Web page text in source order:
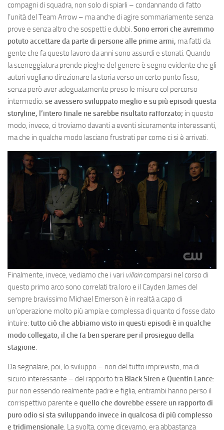
compagni di squadra, non solo di spiarli – condannando di fatto
l’unità del Team Arrow – ma anche di agire sommariamente senza
prove e senza altro che sospetti e dubbi. Sono errori che avremmo
potuto accettare da parte di persone alle prime armi, ma fatti da
gente che fa questo lavoro da anni sono assurdi e stonati. Quando
la sceneggiatura prende pieghe del genere è segno evidente che gli
autori vogliano direzionare la storia verso un certo punto fisso,
senza però aver adeguatamente preso le misure col percorso
intermedio: se avessero sviluppato meglio e su più episodi questa
storyline, l’intero finale ne sarebbe risultato rafforzato; in questo
modo, invece, ci troviamo davanti a eventi sicuramente interessanti,
ma che in qualche modo lasciano frustrati per come ci si è arrivati.
Finalmente, invece, vediamo che i vari villaincomparsi nel corso di
questo primo arco sono correlati tra loro e il Cayden James del
sempre bravissimo Michael Emerson è in realtà a capo di
un’operazione molto più ampia e complessa di quanto ci fosse dato
intuire: tutto ciò che abbiamo visto in questi episodi è in qualche
modo collegato, il che fa ben sperare per il prosieguo della
stagione.
Da segnalare, poi, lo sviluppo – non del tutto imprevisto, ma di
sicuro interessante – del rapporto traBlack Sirene Quentin Lance:
pur non essendo realmente padre e figlia, entrambi hanno perso il
corrispettivo parente e quello che dovrebbe essere un rapporto di
puro odio si sta sviluppando invece in qualcosa di più complesso
e tridimensionale. La svolta, come dicevamo, era abbastanza